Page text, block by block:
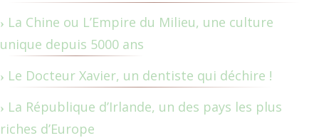
La Chine ou L’Empire du Milieu, une culture
unique depuis 5000 ans
Le Docteur Xavier, un dentiste qui déchire !
La République d’Irlande, un des pays les plus
riches d’Europe